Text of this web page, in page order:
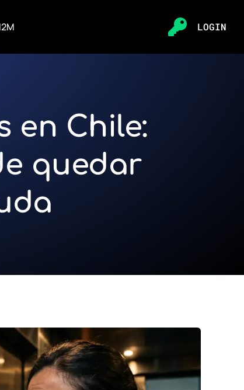
Login
LOGIN
en Chile:
quedar